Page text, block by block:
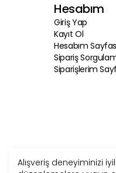
Alışveriş deneyiminizi
Hesabım
Giriş Yap
Kayıt Ol
Hesabım
Sipariş
Siparişlerim